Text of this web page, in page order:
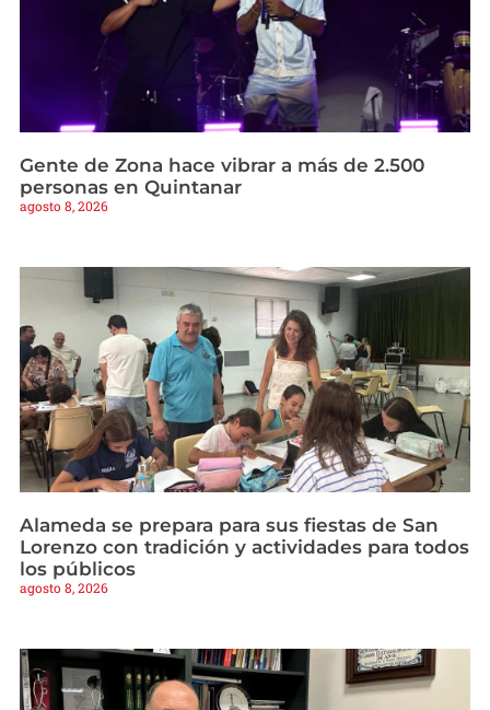
Gente de Zona hace vibrar a más de 2.500
personas en Quintanar
agosto 8, 2026
Alameda se prepara para sus fiestas de San
Lorenzo con tradición y actividades para todos
los públicos
agosto 8, 2026